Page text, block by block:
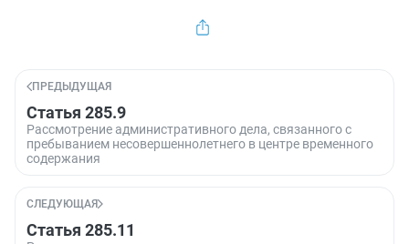
ПРЕДЫДУЩАЯ
Статья 285.9
Рассмотрение административного дела, связанного с
пребыванием несовершеннолетнего в центре временного
содержания
СЛЕДУЮЩАЯ
Статья 285.11